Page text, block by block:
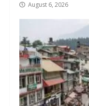
August 6, 2026